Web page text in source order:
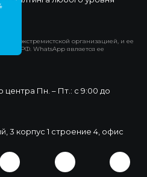
экстремистской организацией, и ее
РФ. WhatsApp является ее
Пн. – Пт.: с 9:00 до
3 корпус 1 строение 4, офис